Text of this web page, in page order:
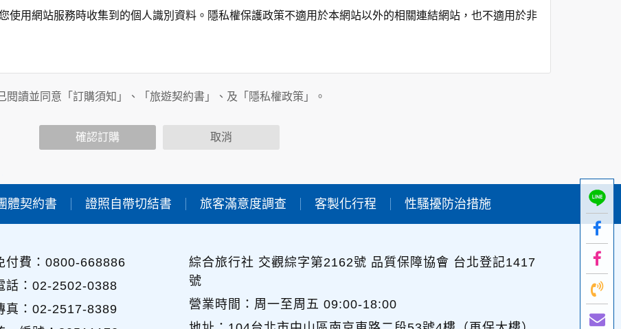
使用網站服務時收集到的個人識別資料。隱私權保護政策不適用於本網站以外的相關連結網站，也不適用於非
時，我們將視該服務功能性質，請您提供必要的個人資料，並在該特定目的範圍內處理及利用您的個人資料；
他用途。
能時，會保留您所提供的姓名、電子郵件地址、聯絡方式及使用時間等。
容進行統計與分析，分析結果之統計數據或說明文字呈現，除供內部研究外，我們會視需要公佈統計數據及說
項資訊安全設備及必要的安全防護措施，加以保護網站及您的個人資料採用嚴格的保護措施，只由經過授權的
有保密合約，如有違反保密義務者，將會受到相關的法律處分。
經由本網站所提供的連結，點選進入其他網站。但該連結網站不適用本網站的隱私權保護政策，您必須參考該
閱讀並同意「訂購須知」、「旅遊契約書」、及「隱私權政策」。
確認訂購 取消
體契約書 證照自帶切結書 旅客滿意度調查 客製化行程 性騷擾防治措施
付費：0800-668886
話：02-2502-0388
真：02-2517-8389
綜合旅行社 交觀綜字第2162號 品質保障協會 台北登記1417
號
營業時間：周一至周五 09:00-18:00